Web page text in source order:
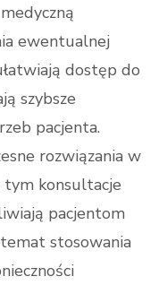
ewentualnej
dostęp do
szybsze
pacjenta.
rozwiązania w
tym konsultacje
pacjentom
stosowania